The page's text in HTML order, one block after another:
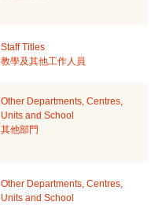
Staff Titles
教學及其他工作人員
Other Departments, Centres,
Units and School
其他部門
Other Departments, Centres,
Units and School